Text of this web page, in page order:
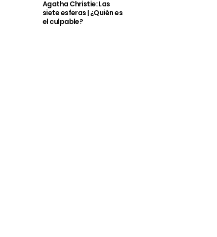
Agatha Christie: Las
siete esferas | ¿Quién es
el culpable?